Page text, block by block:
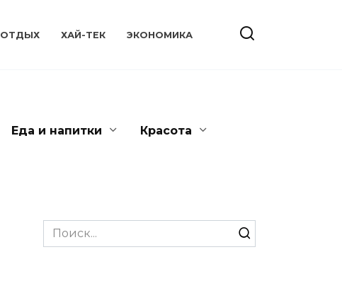
ОТДЫХ ХАЙ-ТЕК ЭКОНОМИКА
Еда и напитки Красота
Search
for: